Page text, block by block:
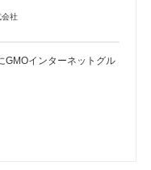
会社
GMOインターネットグル